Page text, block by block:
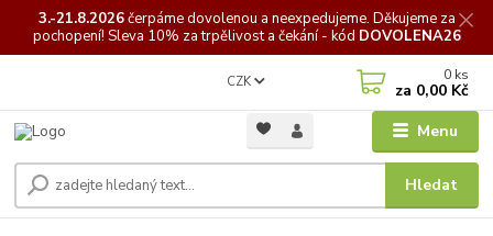
3.-21.8.2026čerpámedovolenou a neexpedujeme. Děkujeme za
pochopení! Sleva 10% za trpělivost a čekání - kód DOVOLENA26
Menu
CZK
Hledat
0 ks
za 0,00 Kč